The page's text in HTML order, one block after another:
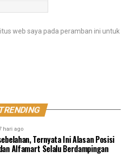
web saya pada peramban ini untuk
TRENDING
hari ago
Ternyata Ini Alasan Posisi
Alfamart Selalu Berdampingan